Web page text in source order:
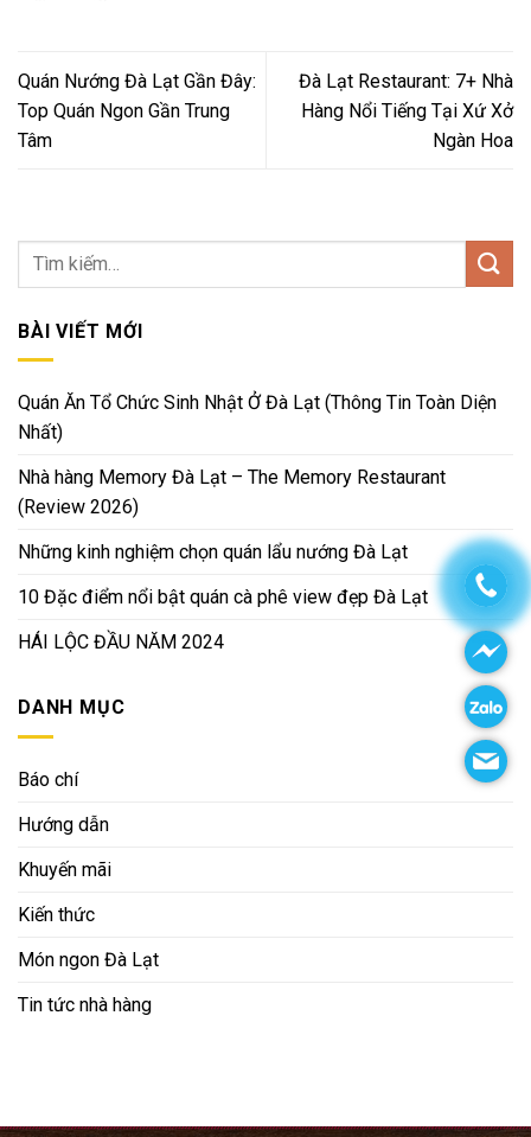
Quán Nướng Đà Lạt Gần Đây:
Top Quán Ngon Gần Trung
Tâm
Đà Lạt Restaurant: 7+ Nhà
Hàng Nổi Tiếng Tại Xứ Xở
Ngàn Hoa
BÀI VIẾT MỚI
Quán Ăn Tổ Chức Sinh Nhật Ở Đà Lạt (Thông Tin Toàn Diện
Nhất)
Nhà hàng Memory Đà Lạt – The Memory Restaurant
(Review 2026)
Những kinh nghiệm chọn quán lẩu nướng Đà Lạt
10 Đặc điểm nổi bật quán cà phê view đẹp Đà Lạt
HÁI LỘC ĐẦU NĂM 2024
DANH MỤC
Báo chí
Hướng dẫn
Khuyến mãi
Kiến thức
Món ngon Đà Lạt
Tin tức nhà hàng